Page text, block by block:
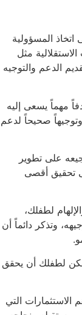
المسؤولية
مثل
الدعم والتوجيه
مهماً يسعى إليه
صحيحاً لدعم
على تطوير
تحقيق أقصى
لطفلك،
وتذكر دائماً أن
لطفلك أن يحقق
الاستثمارات التي